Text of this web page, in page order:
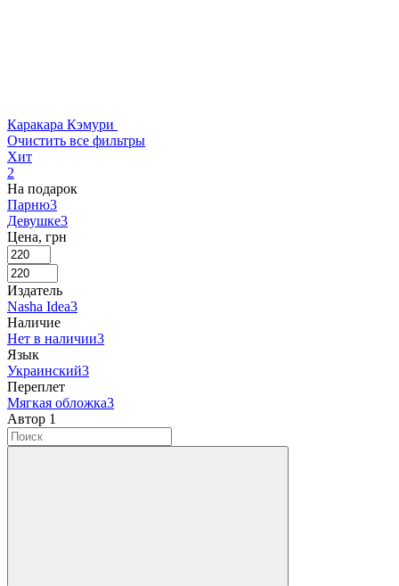
Каракара Кэмури
Очистить все фильтры
Хит
2
На подарок
Парню3
Девушке3
Цена, грн
Издатель
Nasha Idea3
Наличие
Нет в наличии3
Язык
Украинский3
Переплет
Мягкая обложка3
Автор 1